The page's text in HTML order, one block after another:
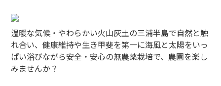
温暖な気候・やわらかい火山灰土の三浦半島で自然と触
れ合い、健康維持や生き甲斐を第一に海風と太陽をいっ
ぱい浴びながら安全・安心の無農薬栽培で、農園を楽し
みませんか？